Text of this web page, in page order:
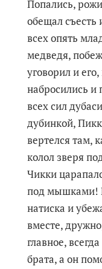
Попались,
обещал съесть
всех опять
медведя,
уговорил и
набросились и
всех сил
дубинкой,
вертелся там,
колол зверя
Чикки
под мышками!
натиска и
вместе,
главное,
брата, а он